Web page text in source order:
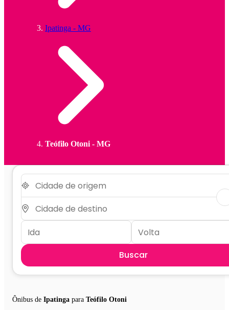
Ipatinga - MG
Teófilo Otoni - MG
Buscar
Ônibus de Ipatinga para Teófilo Otoni